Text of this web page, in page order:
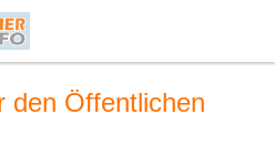
den Öffentlichen